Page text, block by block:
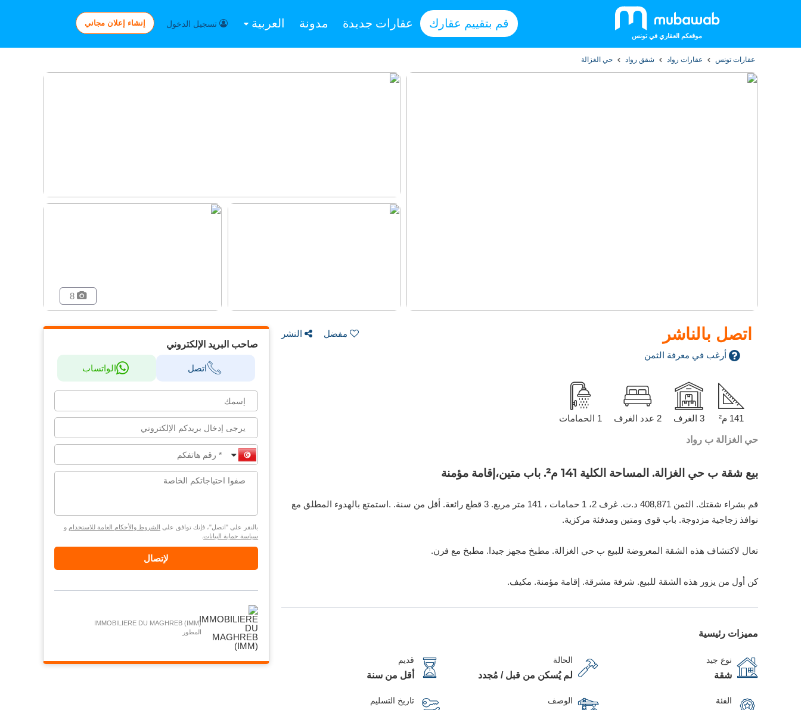
موقعكم العقاري في تونس
قم بتقييم عقارك عقارات جديدة مدونة العربية تسجيل الدخول إنشاء إعلان مجاني
عقارات تونس عقارات رواد شقق رواد حي الغزالة
8
اتصل بالناشر مفضل النشر
أرغب في معرفة الثمن
141 م² 3 الغرف 2 عدد الغرف 1 الحمامات
حي الغزالة ب رواد
بيع شقة ب حي الغزالة. المساحة الكلية 141 م². باب متين،إقامة مؤمنة
قم بشراء شقتك. الثمن 408,871 د.ت. غرف 2، 1 حمامات ، 141 متر مربع. 3 قطع رائعة. أقل من سنة. .استمتع بالهدوء المطلق مع
نوافذ زجاجية مزدوجة. باب قوي ومتين ومدفئة مركزية.
تعال لاكتشاف هذه الشقة المعروضة للبيع ب حي الغزالة. مطبخ مجهز جيدا. مطبخ مع فرن.
كن أول من يزور هذه الشقة للبيع. شرفة مشرقة. إقامة مؤمنة. مكيف.
مميزات رئيسية
نوع جيد
شقة
الحالة
لم يُسكن من قبل / مُجدد
قديم
أقل من سنة
الفئة الوصف تاريخ التسليم
صاحب البريد الإلكتروني
اتصل الواتساب
بالنقر على "اتصل"، فإنك توافق على الشروط والأحكام العامة للاستخدام و
سياسة حماية البيانات.
لإتصال
IMMOBILIERE DU MAGHREB (IMM)
المطور